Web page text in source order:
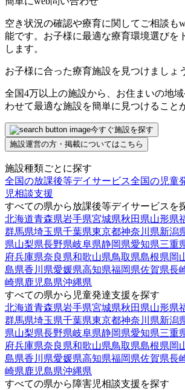
空き状況の確認や療育に関してご相談も
能です。お子様に最適な療育環境選びを
します。
お子様に合った療育施設を見つけましょ
全国4万以上の施設から、お住まいの地
わせて最適な施設を簡単に見つけること
今すぐ施設を探す
施設運営の方・掲載についてはこちら
施設種類ごとに探す
全国の放課後等デイサービス全国の児童
児相談支援
すべての県から放課後等デイサービスを
北海道青森県岩手県宮城県秋田県山形県
群馬県埼玉県千葉県東京都神奈川県新潟
県山梨県長野県岐阜県静岡県愛知県三重
府兵庫県奈良県和歌山県鳥取県島根県岡
島県香川県愛媛県高知県福岡県佐賀県長
崎県鹿児島県沖縄県
すべての県から児童発達支援を探す
北海道青森県岩手県宮城県秋田県山形県
群馬県埼玉県千葉県東京都神奈川県新潟
県山梨県長野県岐阜県静岡県愛知県三重
府兵庫県奈良県和歌山県鳥取県島根県岡
島県香川県愛媛県高知県福岡県佐賀県長
崎県鹿児島県沖縄県
すべての県から障害児相談支援を探す